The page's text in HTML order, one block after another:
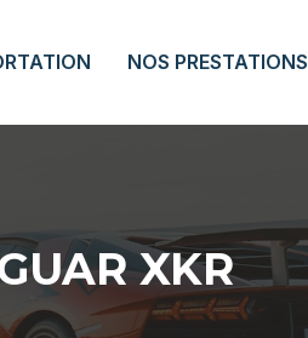
NOS PRESTATIONS
XKR